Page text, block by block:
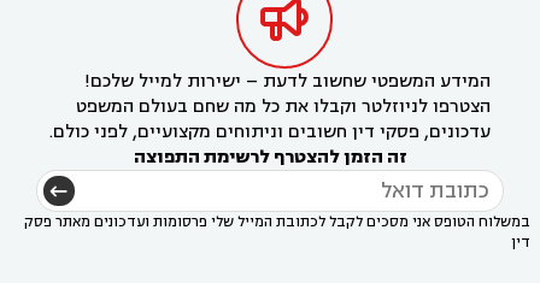

המידע המשפטי שחשוב לדעת – ישירות למייל שלכם!
הצטרפו לניוזלטר וקבלו את כל מה שחם בעולם המשפט
עדכונים, פסקי דין חשובים וניתוחים מקצועיים, לפני כולם.
זה הזמן להצטרף לרשימת התפוצה
במשלוח הטופס אני מסכים לקבל לכתובת המייל שלי פרסומות ועדכונים מאתר פסק
דין